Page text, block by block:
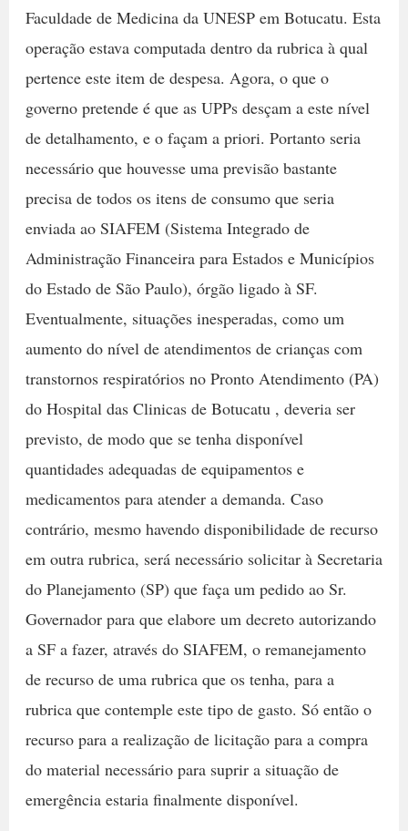
Faculdade de Medicina da UNESP em Botucatu. Esta
operação estava computada dentro da rubrica à qual
pertence este item de despesa. Agora, o que o
governo pretende é que as UPPs desçam a este nível
de detalhamento, e o façam a priori. Portanto seria
necessário que houvesse uma previsão bastante
precisa de todos os itens de consumo que seria
enviada ao SIAFEM (Sistema Integrado de
Administração Financeira para Estados e Municípios
do Estado de São Paulo), órgão ligado à SF.
Eventualmente, situações inesperadas, como um
aumento do nível de atendimentos de crianças com
transtornos respiratórios no Pronto Atendimento (PA)
do Hospital das Clinicas de Botucatu , deveria ser
previsto, de modo que se tenha disponível
quantidades adequadas de equipamentos e
medicamentos para atender a demanda. Caso
contrário, mesmo havendo disponibilidade de recurso
em outra rubrica, será necessário solicitar à Secretaria
do Planejamento (SP) que faça um pedido ao Sr.
Governador para que elabore um decreto autorizando
a SF a fazer, através do SIAFEM, o remanejamento
de recurso de uma rubrica que os tenha, para a
rubrica que contemple este tipo de gasto. Só então o
recurso para a realização de licitação para a compra
do material necessário para suprir a situação de
emergência estaria finalmente disponível.